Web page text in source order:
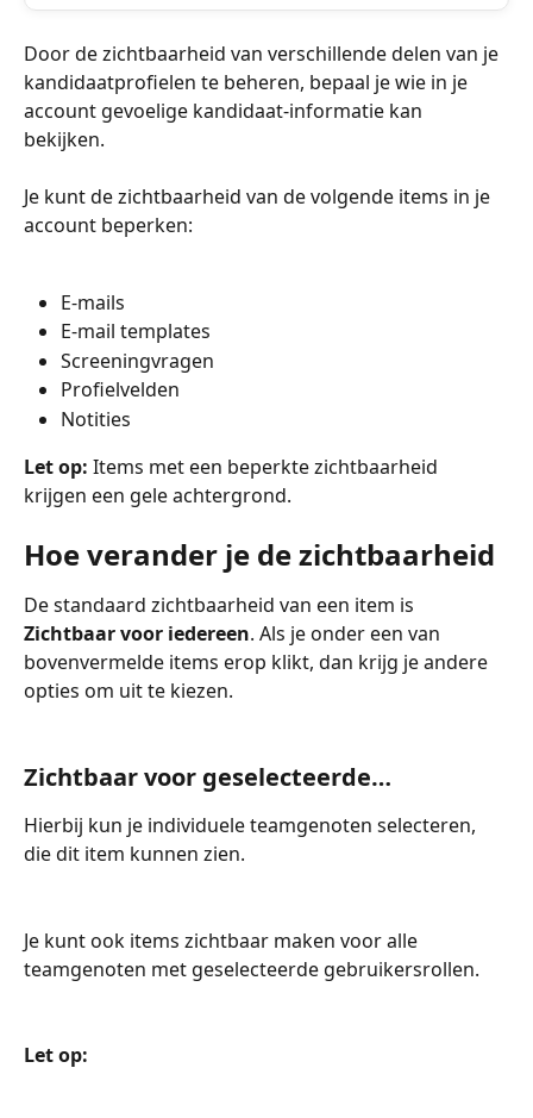
Door de zichtbaarheid van verschillende delen van je
kandidaatprofielen te beheren, bepaal je wie in je
account gevoelige kandidaat-informatie kan
bekijken.
Je kunt de zichtbaarheid van de volgende items in je
account beperken:
E-mails
E-mail templates
Screeningvragen
Profielvelden
Notities
Let op: Items met een beperkte zichtbaarheid
krijgen een gele achtergrond.
Hoe verander je de zichtbaarheid
De standaard zichtbaarheid van een item is
Zichtbaar voor iedereen. Als je onder een van
bovenvermelde items erop klikt, dan krijg je andere
opties om uit te kiezen.
Zichtbaar voor geselecteerde…
Hierbij kun je individuele teamgenoten selecteren,
die dit item kunnen zien.
Je kunt ook items zichtbaar maken voor alle
teamgenoten met geselecteerde gebruikersrollen.
Let op: